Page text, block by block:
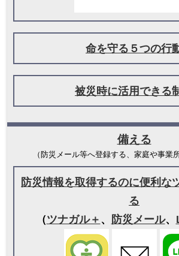
命を守る５つの行
被災時に活用できる
備える
（防災メール等へ登録する、家庭や事業
防災情報を取得するのに便利な
る
（ツナガル＋ 、 防災メール、